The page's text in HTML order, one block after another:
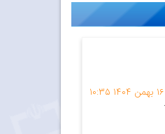
۱۶ بهمن ۱۴۰۴ ۱۰:۳۵